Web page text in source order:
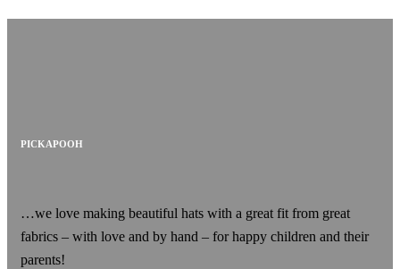
PICKAPOOH
…we love making beautiful hats with a great fit from great
fabrics – with love and by hand – for happy children and their
parents!